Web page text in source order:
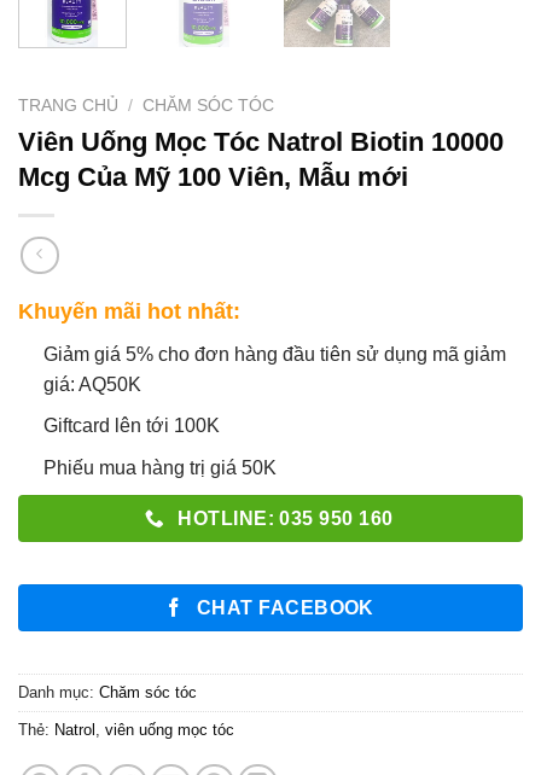
TRANG CHỦ / CHĂM SÓC TÓC
Viên Uống Mọc Tóc Natrol Biotin 10000
Mcg Của Mỹ 100 Viên, Mẫu mới
Khuyến mãi hot nhất:
Giảm giá 5% cho đơn hàng đầu tiên sử dụng mã giảm
giá: AQ50K
Giftcard lên tới 100K
Phiếu mua hàng trị giá 50K
HOTLINE: 035 950 160
CHAT FACEBOOK
Danh mục: Chăm sóc tóc
Thẻ: Natrol viên uống mọc tóc